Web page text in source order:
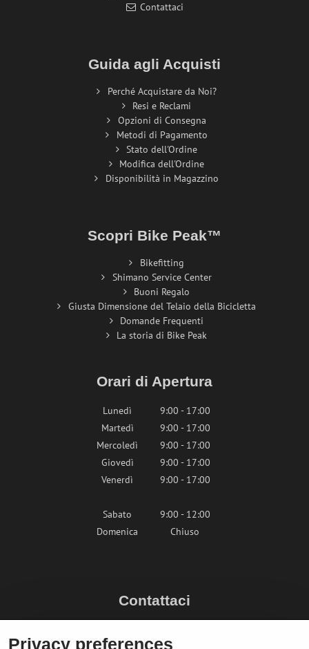
Contattaci
Guida agli Acquisti
Perché Acquistare da Noi?
Resi e Reclami
Opzioni di Consegna
Metodi di Pagamento
Stato dell'Ordine
Modifica dell'Ordine
Disponibilità in Magazzino
Scopri Bike Peak™
Bikefitting
Shimano Service Center
Buoni Regalo
Giusta Dimensione del Telaio della Bicicletta
Domande Frequenti
La storia di Bike Peak
Orari di Apertura
Lunedì
9:00 - 17:00
Martedì
9:00 - 17:00
Mercoledì
9:00 - 17:00
Giovedì
9:00 - 17:00
Venerdì
9:00 - 17:00
Sabato
9:00 - 12:00
Domenica
Chiuso
Contattaci
Privacy preferences